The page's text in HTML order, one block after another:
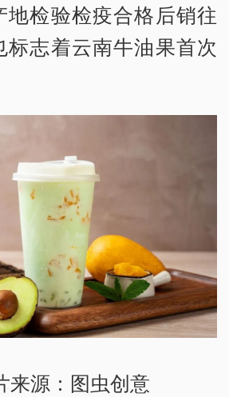
地检验检疫合格后销往
标志着云南牛油果首次
源：图虫创意